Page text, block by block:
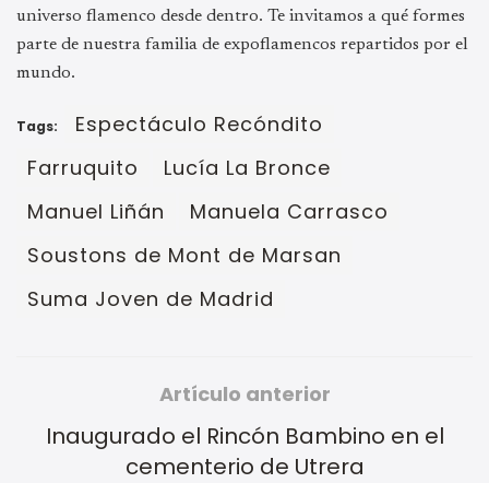
universo flamenco desde dentro. Te invitamos a qué formes
parte de nuestra familia de expoflamencos repartidos por el
mundo.
Tags:
Espectáculo Recóndito
Farruquito
Lucía La Bronce
Manuel Liñán
Manuela Carrasco
Soustons de Mont de Marsan
Suma Joven de Madrid
Artículo anterior
Inaugurado el Rincón Bambino en el
cementerio de Utrera